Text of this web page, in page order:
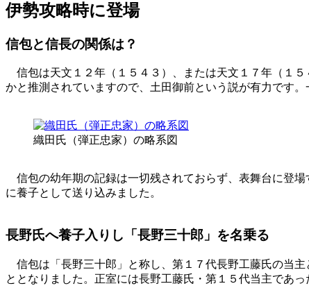
伊勢攻略時に登場
信包と信長の関係は？
信包は天文１２年（１５４３）、または天文１７年（１
かと推測されていますので、土田御前という説が有力です
織田氏（弾正忠家）の略系図
信包の幼年期の記録は一切残されておらず、表舞台に登
に養子として送り込みました。
長野氏へ養子入りし「長野三十郎」を名乗る
信包は「長野三十郎」と称し、第１７代長野工藤氏の当
ととなりました。正室には長野工藤氏・第１５代当主であっ